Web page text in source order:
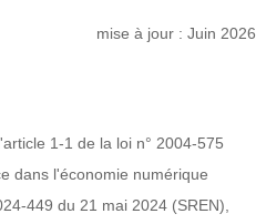
mise à jour : Juin 2026
1-1 de la loi n° 2004-575
dans l'économie numérique
449 du 21 mai 2024 (SREN),